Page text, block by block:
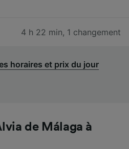
4 h 22 min, 1 changement
horaires et prix du jour
de Málaga à